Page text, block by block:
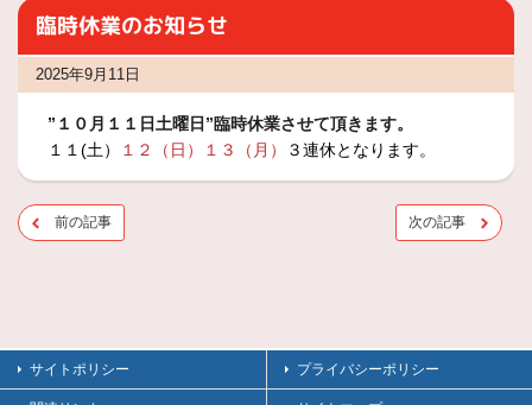
臨時休業のお知らせ
2025年9月11日
”１０月１１日土曜日”臨時休業させて頂きます。
１１(土）
１２（日）１３（月） ３連休となります。
前の記事 次の記事
サイトポリシー プライバシーポリシー